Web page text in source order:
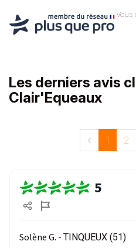
Vous
Les derniers avis
Clair'Equeaux
« 1 2
5
Solène G. - TINQUEUX (51)